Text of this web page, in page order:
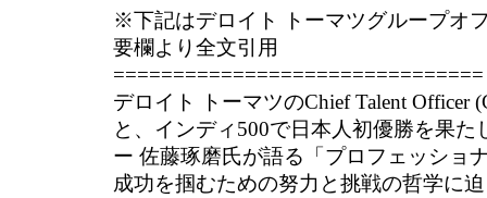
※下記はデロイト トーマツグループオ
要欄より全文引用
===============================
デロイト トーマツのChief Talent Officer
と、インディ500で日本人初優勝を果
ー 佐藤琢磨氏が語る「プロフェッショ
成功を掴むための努力と挑戦の哲学に